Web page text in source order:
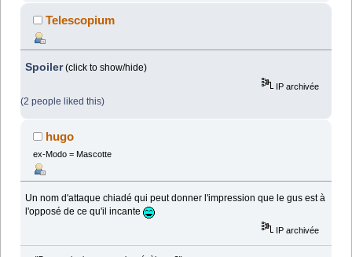
Telescopium
Spoiler(click to show/hide)
IP archivée
(2 people liked this)
hugo
ex-Modo = Mascotte
Un nom d'attaque chiadé qui peut donner l'impression que le gus est à
l'opposé de ce qu'il incante
IP archivée